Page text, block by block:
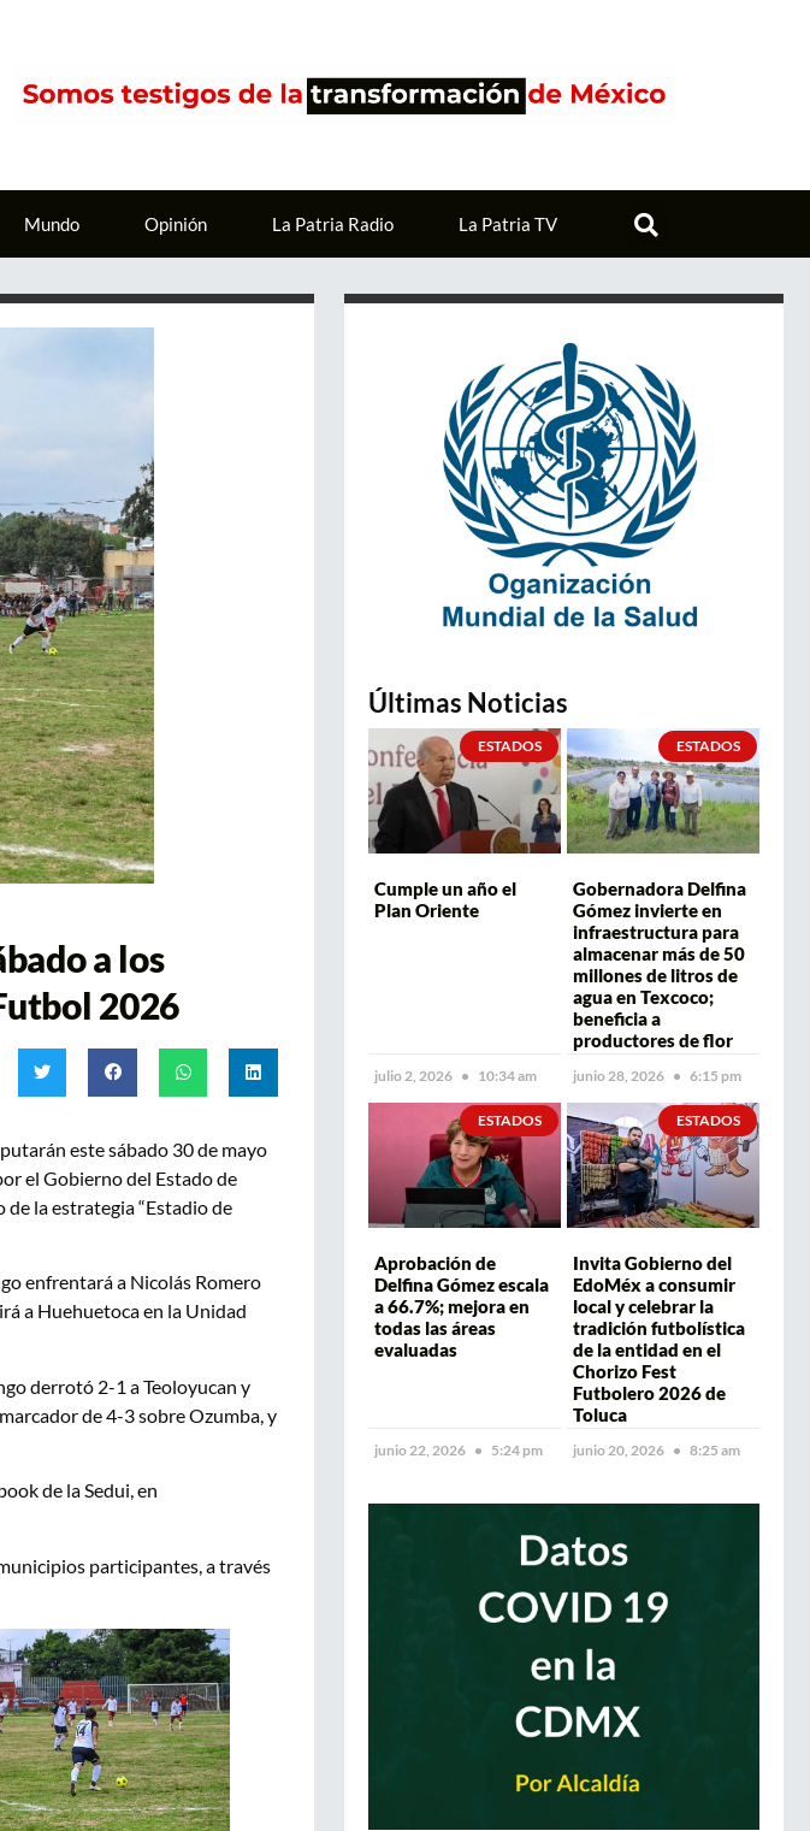
Mundo Opinión La Patria Radio La Patria TV
a los
2026
este sábado 30 de mayo
el Gobierno del Estado de
la estrategia “Estadio de
enfrentará a Nicolás Romero
a Huehuetoca en la Unidad
derrotó 2-1 a Teoloyucan y
de 4-3 sobre Ozumba, y
de la Sedui, en
participantes, a través
Últimas Noticias
ESTADOS
Cumple un año el
Plan Oriente
julio 2, 2026 10:34 am
ESTADOS
Gobernadora Delfina
Gómez invierte en
infraestructura para
almacenar más de 50
millones de litros de
agua en Texcoco;
beneficia a
productores de flor
junio 28, 2026 6:15 pm
ESTADOS
Aprobación de
Delfina Gómez escala
a 66.7%; mejora en
todas las áreas
evaluadas
junio 22, 2026 5:24 pm
ESTADOS
Invita Gobierno del
EdoMéx a consumir
local y celebrar la
tradición futbolística
de la entidad en el
Chorizo Fest
Futbolero 2026 de
Toluca
junio 20, 2026 8:25 am